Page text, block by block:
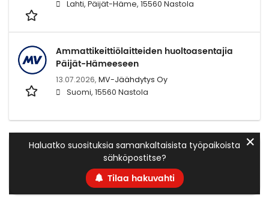
Lahti, Päijät-Häme, 15560 Nastola
Ammattikeittiölaitteiden huoltoasentajia
Päijät-Hämeeseen
13.07.2026, MV-Jäähdytys Oy
Suomi, 15560 Nastola
Haluatko suosituksia samankaltaisista työpaikoista
sähköpostitse?
Tilaa hakuvahti
✕